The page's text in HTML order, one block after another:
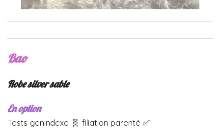
Bao
Robe silver sable
En option
Tests genindexe 🧬 filiation parenté ✅